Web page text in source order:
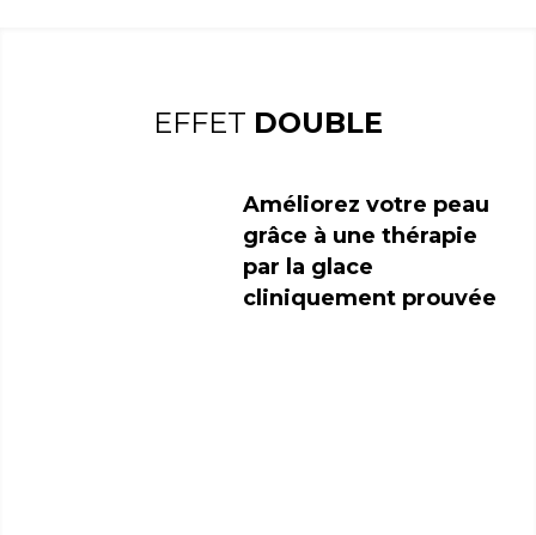
EFFET DOUBLE
Améliorez votre peau
grâce à une thérapie
par la glace
cliniquement prouvée